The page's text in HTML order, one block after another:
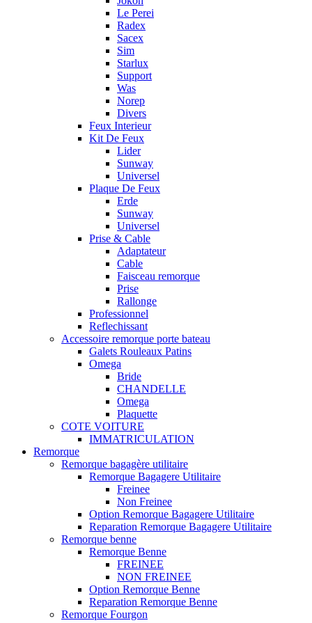
Le Perei
Radex
Sacex
Sim
Starlux
Support
Was
Norep
Divers
Feux Interieur
Kit De Feux
Lider
Sunway
Universel
Plaque De Feux
Erde
Sunway
Universel
Prise & Cable
Adaptateur
Cable
Faisceau remorque
Prise
Rallonge
Professionnel
Reflechissant
Accessoire remorque porte bateau
Galets Rouleaux Patins
Omega
Bride
CHANDELLE
Omega
Plaquette
COTE VOITURE
IMMATRICULATION
Remorque
Remorque bagagère utilitaire
Remorque Bagagere Utilitaire
Freinee
Non Freinee
Option Remorque Bagagere Utilitaire
Reparation Remorque Bagagere Utilitaire
Remorque benne
Remorque Benne
FREINEE
NON FREINEE
Option Remorque Benne
Reparation Remorque Benne
Remorque Fourgon